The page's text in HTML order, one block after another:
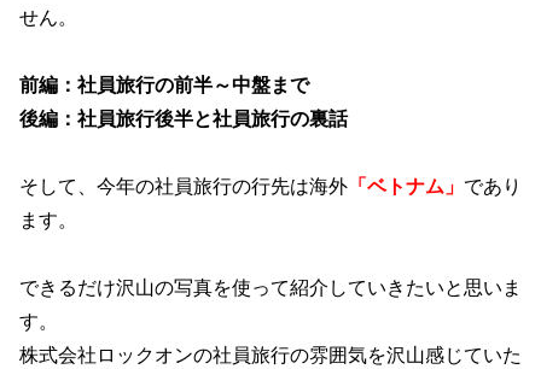
せん。
前編：社員旅行の前半～中盤まで
後編：社員旅行後半と社員旅行の裏話
そして、今年の社員旅行の行先は海外 「ベトナム」 であり
ます。
できるだけ沢山の写真を使って紹介していきたいと思いま
す。
株式会社ロックオンの社員旅行の雰囲気を沢山感じていた